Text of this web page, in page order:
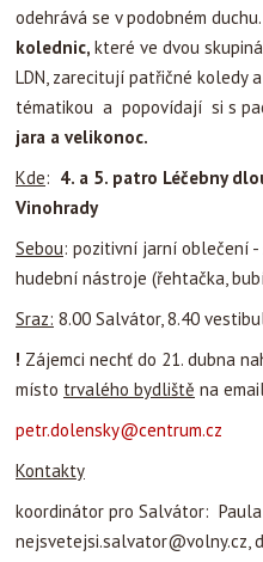
odehrává se v podobném
kolednic, které ve dvou
LDN, zarecitují patřičné koledy
tématikou a popovídají si s
jara a velikonoc.
Kde: 4. a 5. patro Léčebny
Vinohrady
Sebou: pozitivní jarní oblečení -
hudební nástroje (řehtačka,
Sraz: 8.00 Salvátor, 8.40
! Zájemci nechť do 21. dubna
místo trvalého bydliště na
petr.dolensky@centrum.cz
Kontakty
koordinátor pro Salvátor: Paula
nejsvetejsi.salvator@volny.cz,